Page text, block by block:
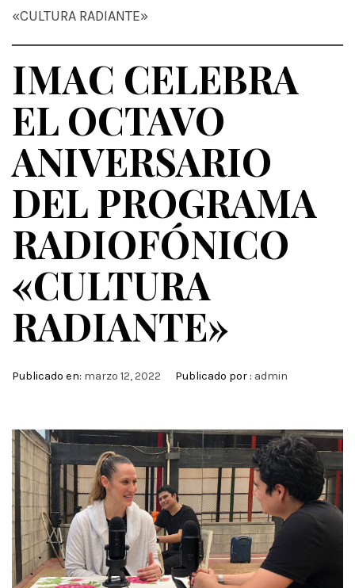
«CULTURA RADIANTE»
IMAC CELEBRA
EL OCTAVO
ANIVERSARIO
DEL PROGRAMA
RADIOFÓNICO
«CULTURA
RADIANTE»
Publicado en: marzo 12, 2022 Publicado por : admin